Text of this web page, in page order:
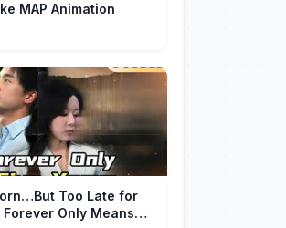
MAP Animation
Too Late for
Forever Only Means